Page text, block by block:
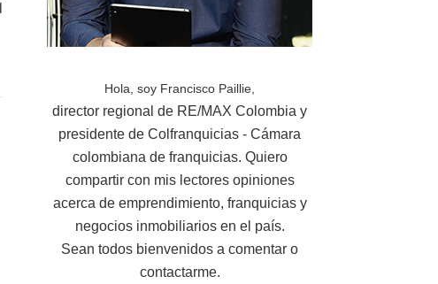
Hola, soy Francisco Paillie,
director regional de RE/MAX Colombia y
presidente de Colfranquicias - Cámara
colombiana de franquicias. Quiero
compartir con mis lectores opiniones
acerca de emprendimiento, franquicias y
negocios inmobiliarios en el país.
Sean todos bienvenidos a comentar o
contactarme.